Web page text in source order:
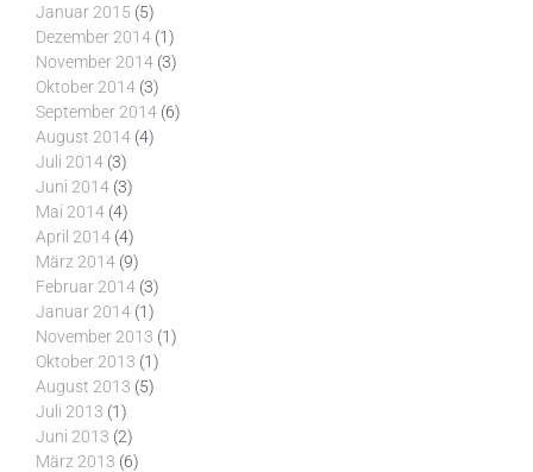
Januar 2015 (5)
Dezember 2014 (1)
November 2014 (3)
Oktober 2014 (3)
September 2014 (6)
August 2014 (4)
Juli 2014 (3)
Juni 2014 (3)
Mai 2014 (4)
April 2014 (4)
März 2014 (9)
Februar 2014 (3)
Januar 2014 (1)
November 2013 (1)
Oktober 2013 (1)
August 2013 (5)
Juli 2013 (1)
Juni 2013 (2)
März 2013 (6)